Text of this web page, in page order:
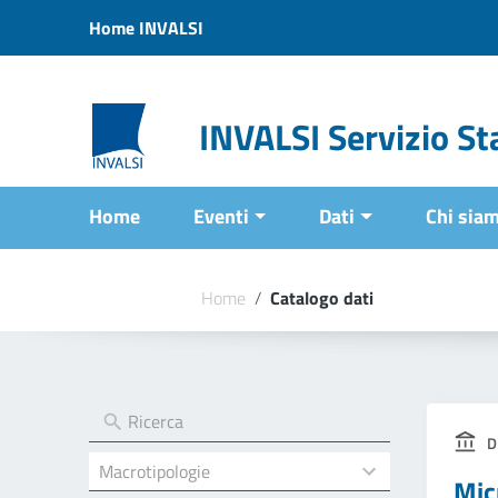
Vai al menu di navigazione
Home INVALSI
INVALSI Servizio
Home Eventi Dati Chi
Home / Catalogo dati